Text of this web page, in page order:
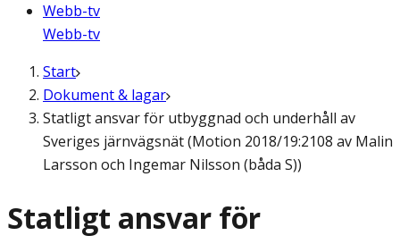
Webb-tv
Webb-tv
Start
Dokument & lagar
Statligt ansvar för utbyggnad och underhåll av
Sveriges järnvägsnät (Motion 2018/19:2108 av Malin
Larsson och Ingemar Nilsson (båda S))
Statligt ansvar för